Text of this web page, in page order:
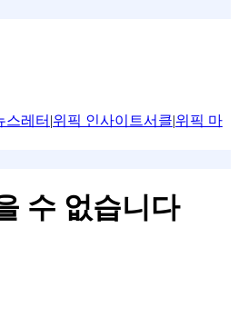
스레터 |위픽 인사이트서클|위픽 마
수 없습니다